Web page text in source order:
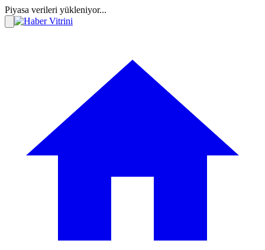
Piyasa verileri yükleniyor...